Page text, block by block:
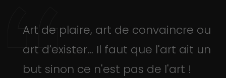
Art de plaire, art de convaincre ou
art d'exister… Il faut que l'art ait un
but sinon ce n'est pas de l'art !